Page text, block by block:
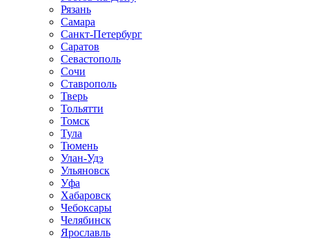
Рязань
Самара
Санкт-Петербург
Саратов
Севастополь
Сочи
Ставрополь
Тверь
Тольятти
Томск
Тула
Тюмень
Улан-Удэ
Ульяновск
Уфа
Хабаровск
Чебоксары
Челябинск
Ярославль